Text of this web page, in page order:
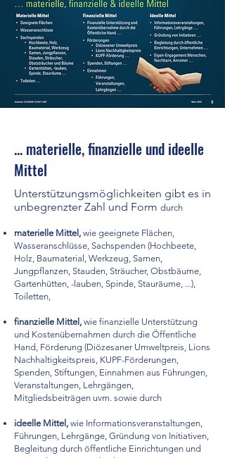
... materielle, finanzielle und ideelle
Mittel
Unterstützungsmöglichkeiten gibt es in
unbegrenzter Zahl und Form durch
materielle Mittel, wie geeignete Flächen,
Wasseranschlüsse, Sachspenden (Hochbeete,
Holz, Baumaterial, Werkzeug, Samen,
Jungpflanzen, Stauden, Sträucher, Obstbäume,
Gartenhütten, -lauben, Spinde, Stauräume, ...),
Toiletten,
finanzielle Mittel, wie finanzielle Unterstützung
und Kostenübernahmen durch die Öffentliche
Hand, Förderung (Diözesaner Umweltpreis, Lions
Nachhaltigkeitspreis, KUPF-Förderungen,
Spenden, Stiftungen, Einnahmen aus Führungen,
Veranstaltungen, Lehrgängen,
Mitgliedsbeiträgen uvm. sowie durch
ideelle Mittel, wie Informationsveranstaltungen,
Führungen, Lehrgänge, Gründung von Initiativen,
Begleitung durch öffentliche Einrichtungen und